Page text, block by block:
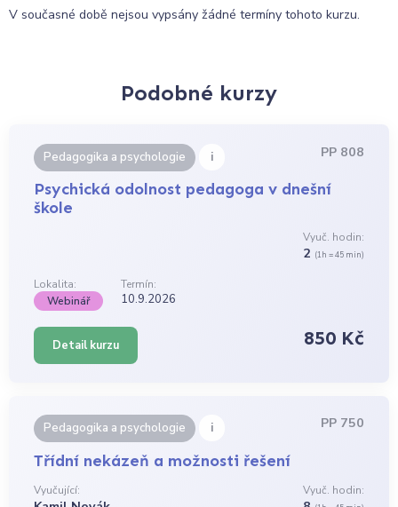
V současné době nejsou vypsány žádné termíny tohoto kurzu.
Podobné kurzy
Pedagogika a psychologie i PP 808
Psychická odolnost pedagoga v dnešní
škole
Vyuč. hodin:
2 (1h = 45 min)
Lokalita:
Termín:
Webinář
10.9.2026
Detail kurzu 850 Kč
Pedagogika a psychologie i PP 750
Třídní nekázeň a možnosti řešení
Vyučující: Vyuč. hodin: